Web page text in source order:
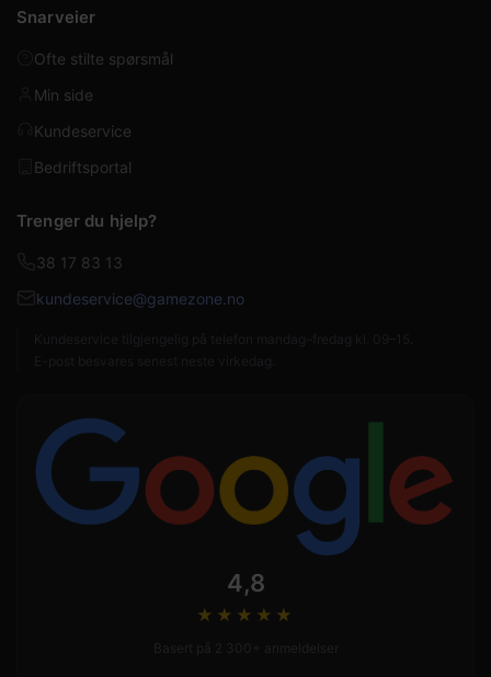
Snarveier
Ofte stilte spørsmål
Min side
Kundeservice
Bedriftsportal
Trenger du hjelp?
38 17 83 13
kundeservice@gamezone.no
4,8
★★★★ ★